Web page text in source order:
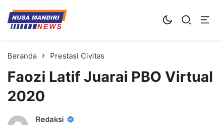
Kampus Digital Bisnis
Universitas Nusa Mandiri
Beranda Prestasi Civitas
Faozi Latif Juarai PBO Virtual
2020
Redaksi